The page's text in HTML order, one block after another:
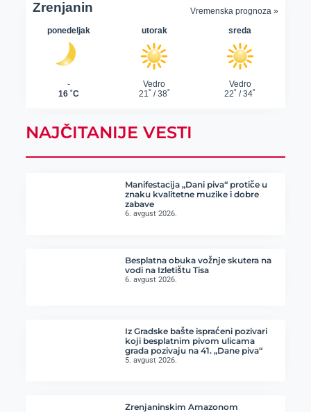
NAJČITANIJE VESTI
Manifestacija „Dani piva“ protiče u
znaku kvalitetne muzike i dobre
zabave
6. avgust 2026.
Besplatna obuka vožnje skutera na
vodi na Izletištu Tisa
6. avgust 2026.
Iz Gradske bašte ispraćeni pozivari
koji besplatnim pivom ulicama
grada pozivaju na 41. „Dane piva“
5. avgust 2026.
Zrenjaninskim Amazonom